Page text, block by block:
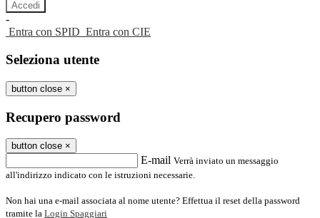
-
Entra con SPID Entra con CIE
Seleziona utente
button close ×
Recupero password
button close ×
E-mail Verrà inviato un messaggio
all'indirizzo indicato con le istruzioni necessarie.
Non hai una e-mail associata al nome utente? Effettua il reset della password
tramite la Login Spaggiari